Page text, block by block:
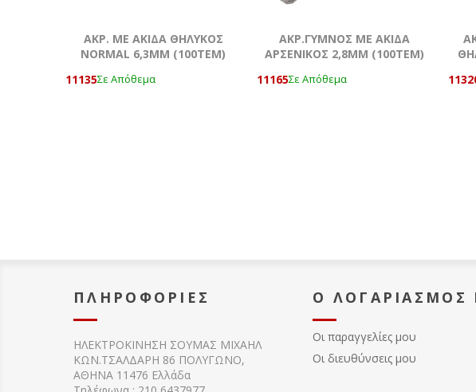
AKΡ. ΜΕ ΑΚΙΔΑ ΘΗΛΥΚΟΣ
NORMAL 6,3ΜΜ (100ΤΕΜ)
11135Σε Απόθεμα
ΑΚΡ.ΓΥΜΝΟΣ ΜΕ ΑΚΙΔΑ
ΑΡΣΕΝΙΚΟΣ 2,8ΜΜ (100ΤΕΜ)
11165Σε Απόθεμα
ΠΛΗΡΟΦΟΡΊΕΣ
ΗΛΕΚΤΡΟΚΙΝΗΣΗ ΣΟΥΜΑΣ MIXAHΛ
ΚΩΝ.ΤΣΑΛΔΑΡΗ 86 ΠΟΛΥΓΩΝΟ,
ΑΘΗΝΑ 11476 Ελλάδα
Ο ΛΟΓΑΡΙΑΣΜΌΣ
Οι παραγγελίες μου
Οι διευθύνσεις μου